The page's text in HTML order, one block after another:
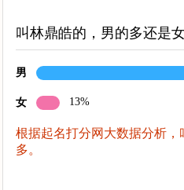
叫林鼎皓的，男的多还是
男
女 13%
根据起名打分网大数据分析
多。